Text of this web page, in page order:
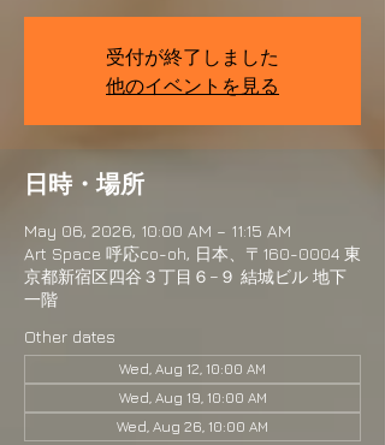
受付が終了しました
他のイベントを見る
日時・場所
May 06, 2026, 10:00 AM – 11:15 AM
Art Space 呼応co-oh, 日本、〒160-0004 東
京都新宿区四谷３丁目６−９ 結城ビル 地下
一階
Other dates
Wed, Aug 12, 10:00 AM
Wed, Aug 19, 10:00 AM
Wed, Aug 26, 10:00 AM